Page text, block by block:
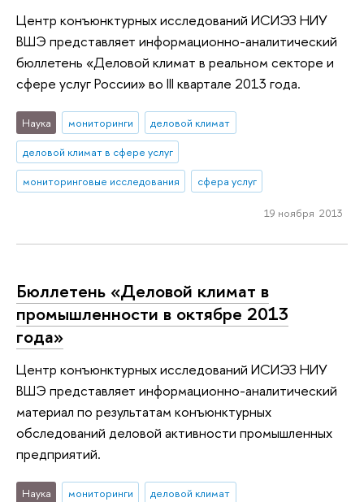
Центр конъюнктурных исследований ИСИЭЗ НИУ
ВШЭ представляет информационно-аналитический
бюллетень «Деловой климат в реальном секторе и
сфере услуг России» во III квартале 2013 года.
Наука мониторинги
деловой климат
деловой климат в сфере услуг
мониторинговые исследования
сфера услуг
19 ноября 2013
Бюллетень «Деловой климат в
промышленности в октябре 2013
года»
Центр конъюнктурных исследований ИСИЭЗ НИУ
ВШЭ представляет информационно-аналитический
материал по результатам конъюнктурных
обследований деловой активности промышленных
предприятий.
Наука мониторинги
деловой климат